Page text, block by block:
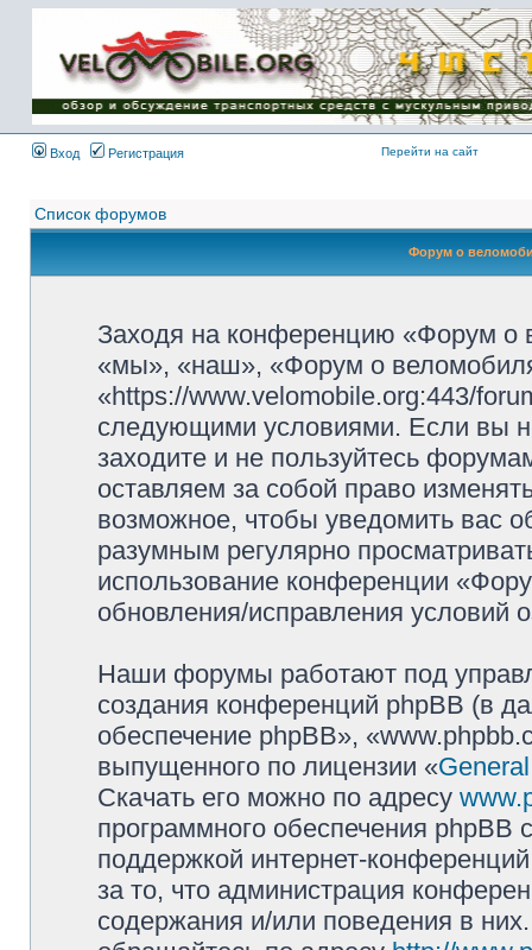
Имя пользователя:
Пароль:
{ LOG_ME_IN_SHORT
}
Вход
Регистрация Перейти на сайт
Список форумов
Форум о
Заходя на конференцию «Форум о
«мы», «наш», «Форум о
«https://www.velomobile.org:443/
следующими условиями. Если вы
заходите и не пользуйтесь
оставляем за собой право
возможное, чтобы уведомить вас
разумным регулярно
использование конференции
обновления/исправления условий
Наши форумы работают под
создания конференций phpBB (в
обеспечение phpBB»,
выпущенного по лицензии «
Скачать его можно по адресу
программного обеспечения phpBB
поддержкой интернет-
за то, что администрация
содержания и/или поведения в